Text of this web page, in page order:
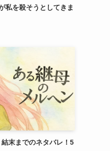
私を殺そうとしてきま
結末までのネタバレ！5